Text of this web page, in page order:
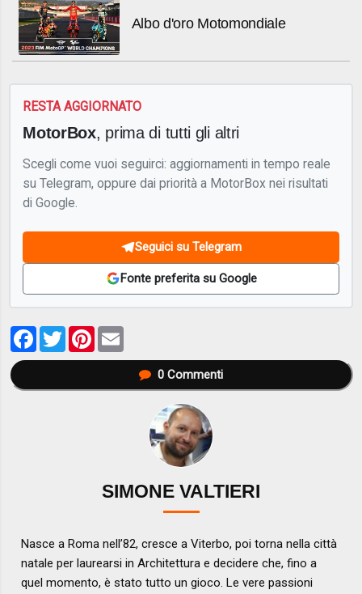
Albo d'oro Motomondiale
RESTA AGGIORNATO
MotorBox, prima di tutti gli altri
Scegli come vuoi seguirci: aggiornamenti in tempo reale
su Telegram, oppure dai priorità a MotorBox nei risultati
di Google.
Seguici su Telegram
Fonte preferita su Google
Facebook
TwitterPinterest
0Commenti
SIMONE VALTIERI
Nasce a Roma nell’82, cresce a Viterbo, poi torna nella città
natale per laurearsi in Architettura e decidere che, fino a
quel momento, è stato tutto un gioco. Le vere passioni